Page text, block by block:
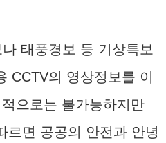
태풍경보 등 기상특보
CCTV의 영상정보를 이
으로는 불가능하지만
르면 공공의 안전과 안녕